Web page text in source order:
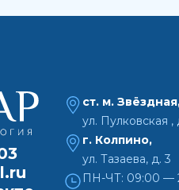
ст. м.
ул. Пулковская ,
г. Колпино,
ул. Тазаева, д. 3
ПН-ЧТ: 09:00 —